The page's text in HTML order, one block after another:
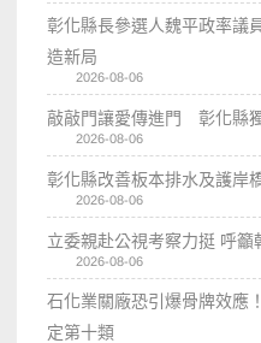
彰化縣長參選人魏平政率
造新局
2026-08-06
敲敲門讓愛傳進門 彰化縣
2026-08-06
彰化縣改善板本排水及護
2026-08-06
立委親赴公視考察力挺 呼籲
2026-08-06
石化業關廠恐引爆骨牌效應
定第十類